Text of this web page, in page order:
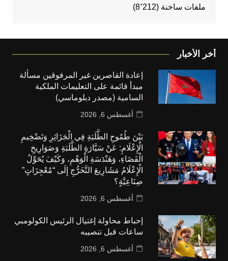
ملفات ساخنة (8٬212)
أخر الأخبار
إعادة القاصرين غير المرفوقين مسألة
مبدأ قائمة على التعليمات الملكية
السامية (مصدر دبلوماسي)
أغسطس 6, 2026
بَيْنَ طُمُوحِ الطَّلَبَةِ فِي الْجَزَائِرِ وَتَضْخِيمِ
الْإِعْلَامِ: عَنْ سَيَّارَةِ الطَّلَبَةِ وَصَوَارِيخِ
الْفَضَاءِ، وَهَنْدَسَةِ الْوَهْمِ، وَكَيْفَ يُحَوِّلُ
الْإِعْلَامُ مَشَارِيعَ التَّخَرُّجِ إِلَى “مُعْجِزَاتٍ”
صِنَاعِيَّةٍ؟
أغسطس 6, 2026
إحباط محاولة إغتيال الرئيس الكولومبي
ساعات قبل تنصيبه
أغسطس 6, 2026